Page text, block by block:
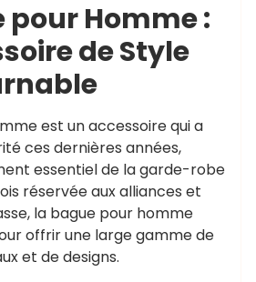
pour Homme :
de Style
est un accessoire qui a
ces dernières années,
essentiel de la garde-robe
réservée aux alliances et
la bague pour homme
offrir une large gamme de
et de designs.